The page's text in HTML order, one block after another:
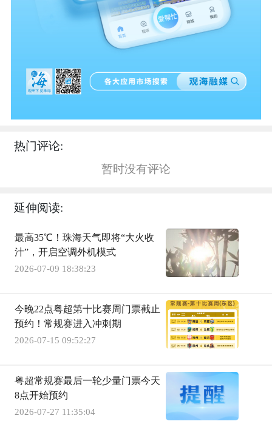
热门评论:
暂时没有评论
延伸阅读:
最高35℃！珠海天气即将“大火收
汁”，开启空调外机模式
2026-07-09 18:38:23
今晚22点粤超第十比赛周门票截止
预约！常规赛进入冲刺期
2026-07-15 09:52:27
粤超常规赛最后一轮少量门票今天
8点开始预约
2026-07-27 11:35:04